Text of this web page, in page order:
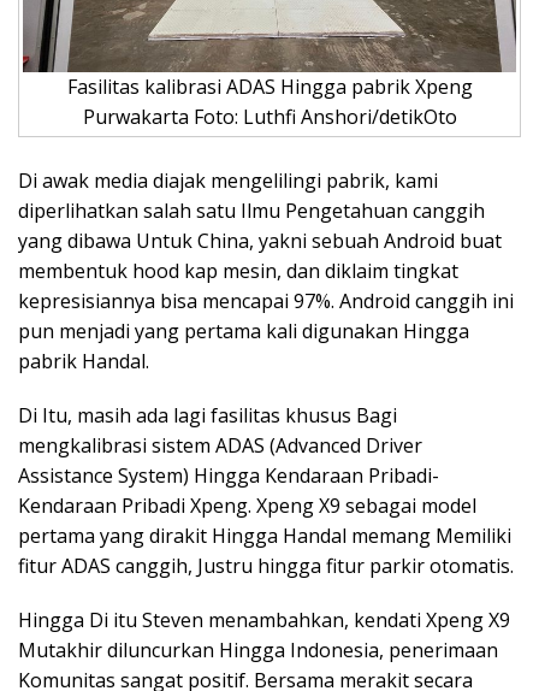
Fasilitas kalibrasi ADAS Hingga pabrik Xpeng
Purwakarta Foto: Luthfi Anshori/detikOto
Di awak media diajak mengelilingi pabrik, kami
diperlihatkan salah satu Ilmu Pengetahuan canggih
yang dibawa Untuk China, yakni sebuah Android buat
membentuk hood kap mesin, dan diklaim tingkat
kepresisiannya bisa mencapai 97%. Android canggih ini
pun menjadi yang pertama kali digunakan Hingga
pabrik Handal.
Di Itu, masih ada lagi fasilitas khusus Bagi
mengkalibrasi sistem ADAS (Advanced Driver
Assistance System) Hingga Kendaraan Pribadi-
Kendaraan Pribadi Xpeng. Xpeng X9 sebagai model
pertama yang dirakit Hingga Handal memang Memiliki
fitur ADAS canggih, Justru hingga fitur parkir otomatis.
Hingga Di itu Steven menambahkan, kendati Xpeng X9
Mutakhir diluncurkan Hingga Indonesia, penerimaan
Komunitas sangat positif. Bersama merakit secara